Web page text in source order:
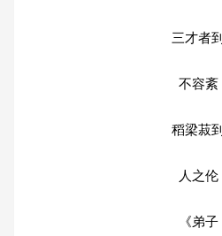
三才者到
不容紊
稻梁菽到
人之伦
《弟子